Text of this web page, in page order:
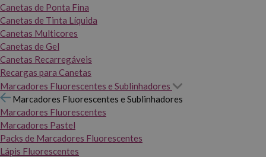
Canetas de Ponta Fina
Canetas de Tinta Líquida
Canetas Multicores
Canetas de Gel
Canetas Recarregáveis
Recargas para Canetas
Marcadores Fluorescentes e Sublinhadores
Marcadores Fluorescentes e Sublinhadores
Marcadores Fluorescentes
Marcadores Pastel
Packs de Marcadores Fluorescentes
Lápis Fluorescentes